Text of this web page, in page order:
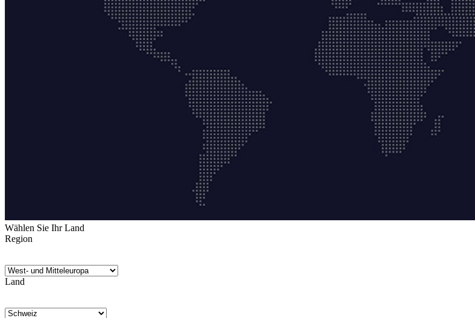
Wählen Sie Ihr Land
Region
Land